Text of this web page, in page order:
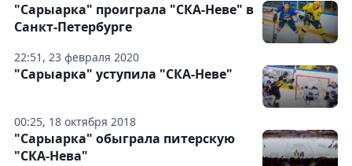
22:51, 23 февраля 2020
"Сарыарка" проиграла "СКА-Неве" в
Санкт-Петербурге
00:25, 18 октября 2018
"Сарыарка" уступила "СКА-Неве"
"Сарыарка" обыграла питерскую
"СКА-Нева"